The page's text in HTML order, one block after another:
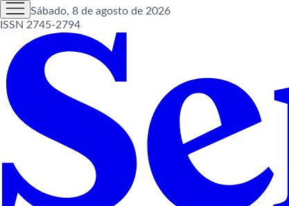
Sábado, 8 de agosto de 2026
ISSN 2745-2794